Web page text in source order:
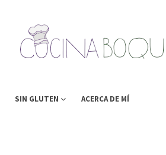
SIN GLUTEN ACERCA DE MÍ